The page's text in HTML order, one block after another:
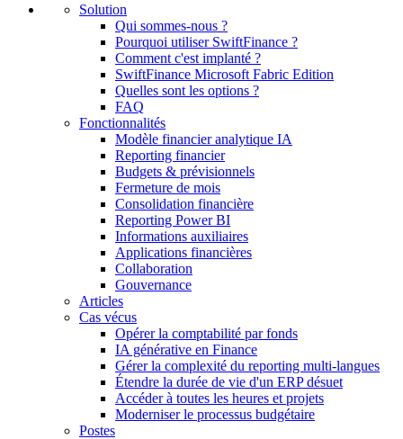
Solution
Qui sommes-nous ?
Pourquoi utiliser SwiftFinance ?
Comment c'est implanté ?
SwiftFinance Microsoft Fabric Edition
Quelles sont les options ?
FAQ
Fonctionnalités
Modèle financier analytique IA
Reporting financier
Budgets & prévisionnels
Fermeture de mois
Consolidation financière
Reporting Power BI
Informations auxiliaires
Applications financières
Collaboration
Gouvernance
Articles
Cas vécus
Opérer la comptabilité par fonds
IA générative en Finance
Gérer la complexité du reporting multi-langues
Étendre la durée de vie d'un ERP désuet
Accéder à toutes les heures et projets
Moderniser le processus budgétaire
Postes